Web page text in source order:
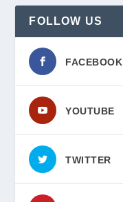
FOLLOW US
FACEBOOK
YOUTUBE
TWITTER